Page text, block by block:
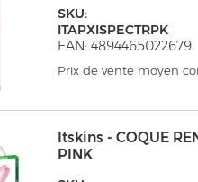
SKU:
ITAPXISPECTRPK
EAN: 4894465022679
Prix de vente moyen
Itskins - COQUE
PINK